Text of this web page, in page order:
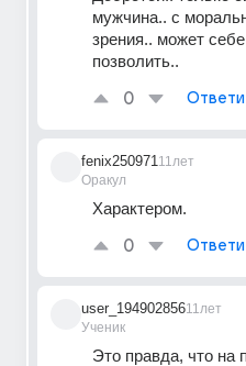
мужчина.. с
зрения.. может
позволить..
0
fenix250971
Оракул
11лет
Характером.
0
user_194902856
Ученик
11лет
Это правда, что на